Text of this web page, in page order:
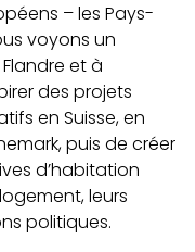
– les Pays-
voyons un
et à
des projets
en Suisse, en
puis de créer
d’habitation
leurs
politiques.